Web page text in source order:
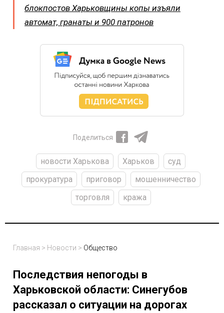
блокпостов Харьковщины копы изъяли
автомат, гранаты и 900 патронов
Поделиться
новости Харькова Харьков
суд
прокуратура
приговор
мошенничество
торговля
кража
Главная > Новости > Общество
Последствия непогоды в
Харьковской области: Синегубов
рассказал о ситуации на дорогах